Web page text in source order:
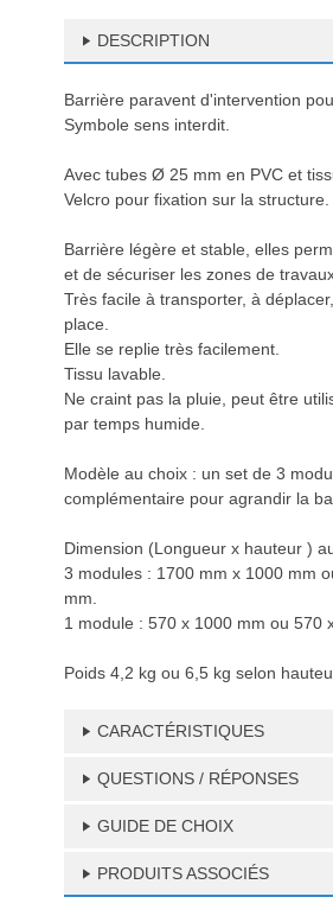
DESCRIPTION
Barrière paravent d'intervention
Symbole sens interdit.
Avec tubes Ø 25 mm en PVC et
Velcro pour fixation sur la structure.
Barrière légère et stable, elles
et de sécuriser les zones de
Très facile à transporter, à
place.
Elle se replie très facilement.
Tissu lavable.
Ne craint pas la pluie, peut être
par temps humide.
Modèle au choix : un set de 3
complémentaire pour agrandir la
Dimension (Longueur x hauteur )
3 modules : 1700 mm x 1000 mm
mm.
1 module : 570 x 1000 mm ou 570
Poids 4,2 kg ou 6,5 kg selon
CARACTÉRISTIQUES
QUESTIONS / RÉPONSES
GUIDE DE CHOIX
PRODUITS ASSOCIÉS